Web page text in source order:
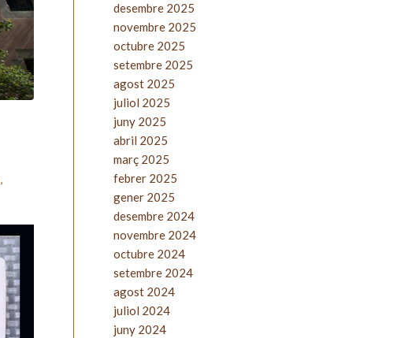
desembre 2025
novembre 2025
octubre 2025
setembre 2025
agost 2025
juliol 2025
juny 2025
abril 2025
març 2025
febrer 2025
gener 2025
desembre 2024
novembre 2024
octubre 2024
setembre 2024
agost 2024
juliol 2024
juny 2024